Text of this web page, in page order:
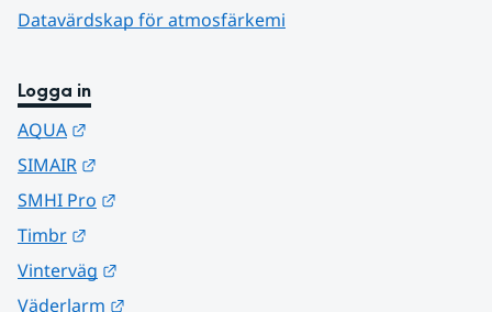
Datavärdskap för atmosfärkemi
Logga in
AQUA
SIMAIR
SMHI Pro
Timbr
Vinterväg
Väderlarm